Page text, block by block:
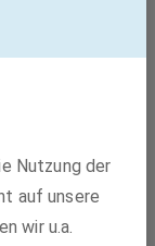
Nutzung der
auf unsere
wir u.a.